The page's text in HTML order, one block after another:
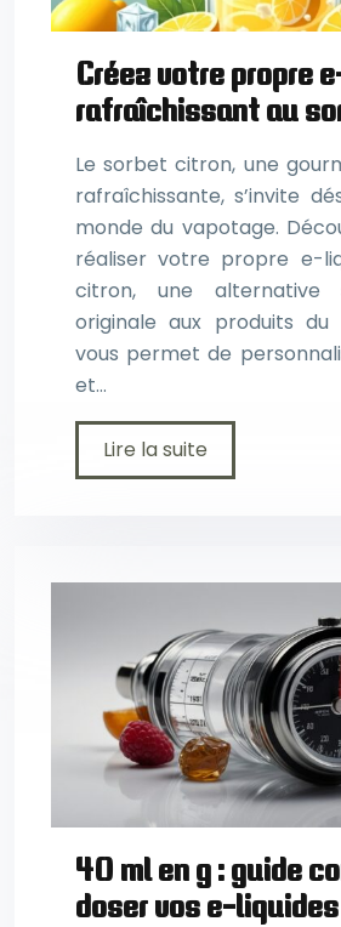
Créez votre propre
rafraîchissant au
Le sorbet citron, une
rafraîchissante, s’invite
monde du vapotage.
réaliser votre propre e-
citron, une alternative
originale aux produits du
vous permet de
et…
Lire la suite
40 ml en g : guide
doser vos e-liquides